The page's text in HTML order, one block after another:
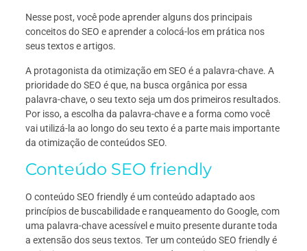
Nesse post, você pode aprender alguns dos principais
conceitos do SEO e aprender a colocá-los em prática nos
seus textos e artigos.
A protagonista da otimização em SEO é a palavra-chave. A
prioridade do SEO é que, na busca orgânica por essa
palavra-chave, o seu texto seja um dos primeiros resultados.
Por isso, a escolha da palavra-chave e a forma como você
vai utilizá-la ao longo do seu texto é a parte mais importante
da otimização de conteúdos SEO.
Conteúdo SEO friendly
O conteúdo SEO friendly é um conteúdo adaptado aos
princípios de buscabilidade e ranqueamento do Google, com
uma palavra-chave acessível e muito presente durante toda
a extensão dos seus textos. Ter um conteúdo SEO friendly é